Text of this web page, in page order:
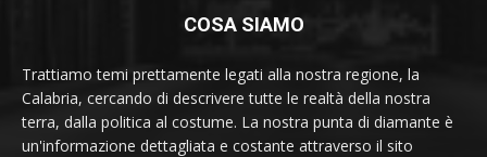
COSA SIAMO
Trattiamo temi prettamente legati alla nostra regione, la
Calabria, cercando di descrivere tutte le realtà della nostra
terra, dalla politica al costume. La nostra punta di diamante è
un'informazione dettagliata e costante attraverso il sito